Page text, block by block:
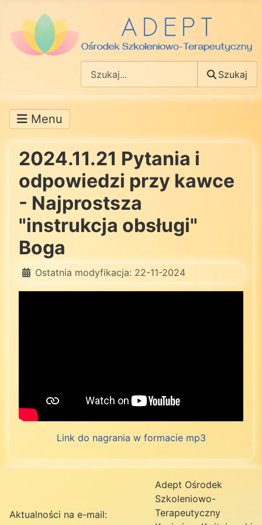
Szukaj
2024.11.21 Pytania i
odpowiedzi przy kawce
- Najprostsza
"instrukcja obsługi"
Boga
Ostatnia modyfikacja: 22-11-2024
Link do nagrania w formacie mp3
Aktualności na e-mail:
Adept Ośrodek
Szkoleniowo-
Terapeutyczny